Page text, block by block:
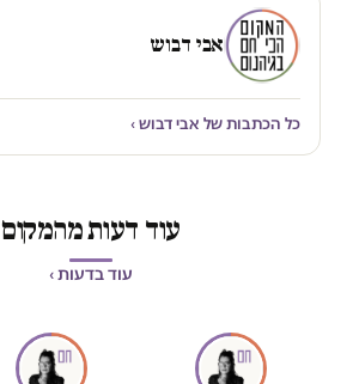
אבי דבוש
כל הכתבות של אבי דבוש ›
עוד דעות מהמקום
עוד בדעות ›